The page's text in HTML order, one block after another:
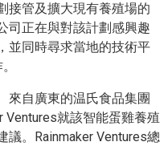
接管及擴大現有養殖場的
司正在與對該計劃感興趣
並同時尋求當地的技術平
來自廣東的温氏食品集團
Ventures就該智能蛋雞養殖
議。Rainmaker Ventures總